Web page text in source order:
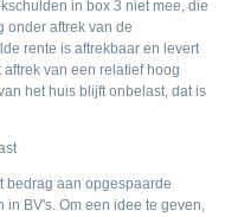
in box 3 niet mee, die
onder aftrek van de
rente is aftrekbaar en levert
van een relatief hoog
het huis blijft onbelast, dat is
bedrag aan opgespaarde
BV's. Om een idee te geven,